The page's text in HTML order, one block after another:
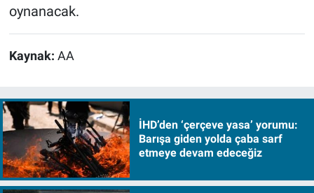
oynanacak.
Kaynak: AA
İHD’den ‘çerçeve yasa’ yorumu:
Barışa giden yolda çaba sarf
etmeye devam edeceğiz